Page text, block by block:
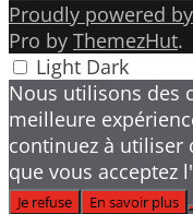
Proudly powered
Pro by ThemezHut.
Light Dark
Nous utilisons des
meilleure
continuez à utiliser
que vous acceptez
Je refuse
En savoir plus